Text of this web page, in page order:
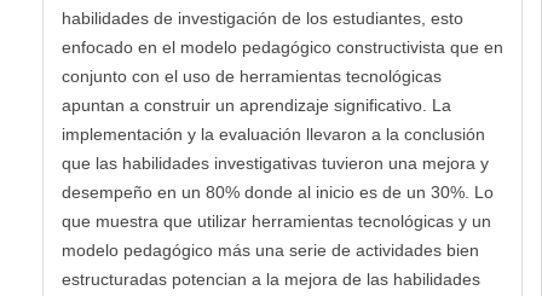
habilidades de investigación de los estudiantes, esto
enfocado en el modelo pedagógico constructivista que en
conjunto con el uso de herramientas tecnológicas
apuntan a construir un aprendizaje significativo. La
implementación y la evaluación llevaron a la conclusión
que las habilidades investigativas tuvieron una mejora y
desempeño en un 80% donde al inicio es de un 30%. Lo
que muestra que utilizar herramientas tecnológicas y un
modelo pedagógico más una serie de actividades bien
estructuradas potencian a la mejora de las habilidades